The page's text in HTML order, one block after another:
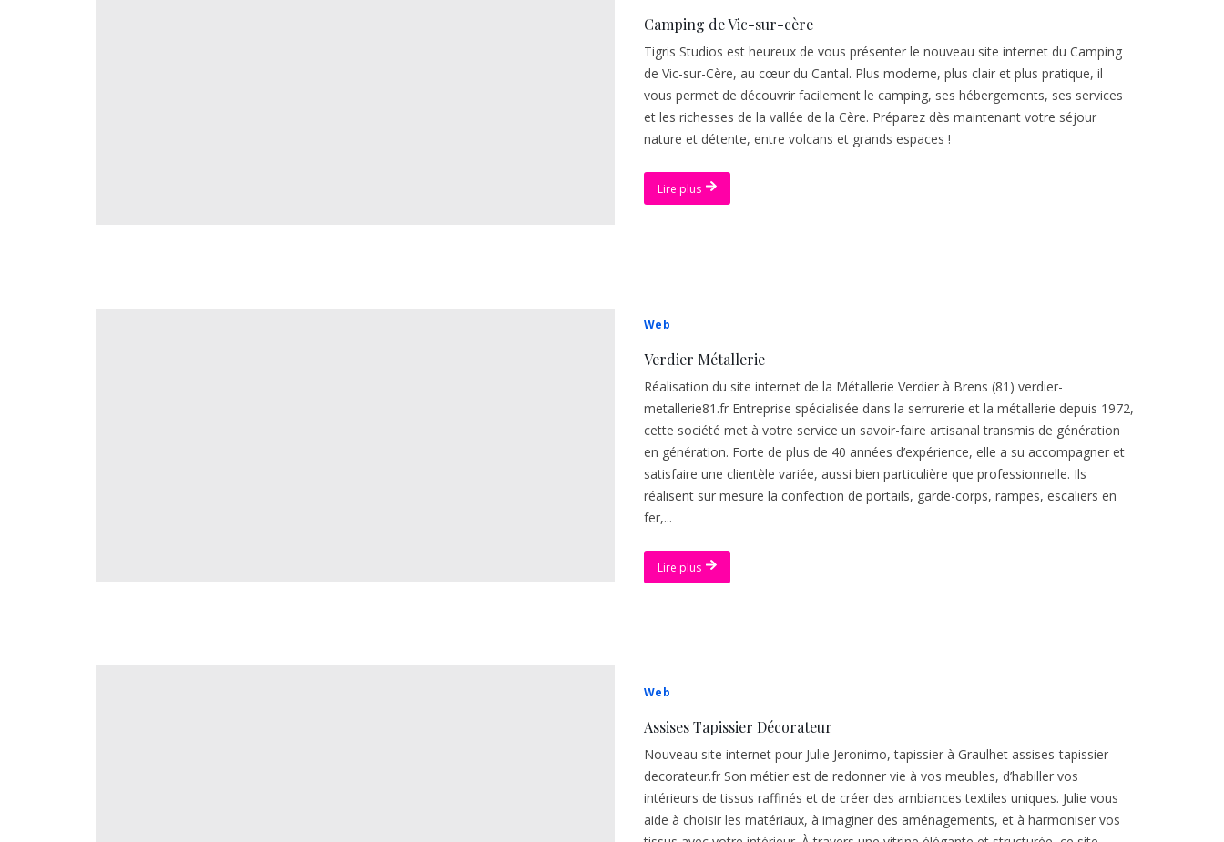
Camping de Vic-sur-cère
Tigris Studios est heureux de vous présenter le nouveau site internet du Camping
de Vic-sur-Cère, au cœur du Cantal. Plus moderne, plus clair et plus pratique, il
vous permet de découvrir facilement le camping, ses hébergements, ses services
et les richesses de la vallée de la Cère. Préparez dès maintenant votre séjour
nature et détente, entre volcans et grands espaces !
Lire plus
Web
Verdier Métallerie
Réalisation du site internet de la Métallerie Verdier à Brens (81) verdier-
metallerie81.fr Entreprise spécialisée dans la serrurerie et la métallerie depuis 1972,
cette société met à votre service un savoir-faire artisanal transmis de génération
en génération. Forte de plus de 40 années d’expérience, elle a su accompagner et
satisfaire une clientèle variée, aussi bien particulière que professionnelle. Ils
réalisent sur mesure la confection de portails, garde-corps, rampes, escaliers en
fer,...
Lire plus
Web
Assises Tapissier Décorateur
Nouveau site internet pour Julie Jeronimo, tapissier à Graulhet assises-tapissier-
decorateur.fr Son métier est de redonner vie à vos meubles, d’habiller vos
intérieurs de tissus raffinés et de créer des ambiances textiles uniques. Julie vous
aide à choisir les matériaux, à imaginer des aménagements, et à harmoniser vos